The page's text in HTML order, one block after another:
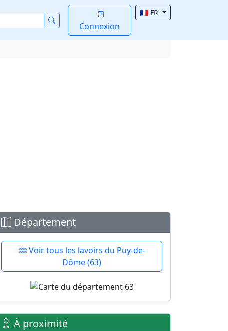
Connexion
🇫🇷 FR
Département
Voir tous les lavoirs du Puy-de-
Dôme (63)
À proximité